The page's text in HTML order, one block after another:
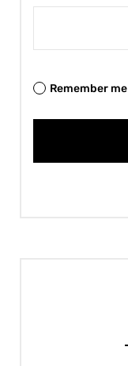
Remember me